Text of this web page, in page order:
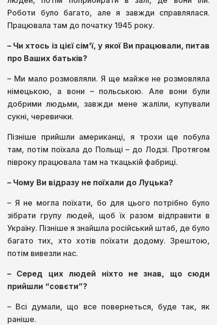
Роботи було багато, але я завжди справлялася.
Працювала там до початку 1945 року.
– Чи хтось із цієї сім'ї, у якої Ви працювали, питав
про Ваших батьків?
– Ми мало розмовляли. Я ще майже не розмовляла
німецькою, а вони – польською. Але вони були
добрими людьми, завжди мене жаліли, купували
сукні, черевички.
Пізніше прийшли американці, я трохи ще побула
там, потім поїхала до Польщі – до Лодзі. Протягом
півроку працювала там на ткацькій фабриці.
– Чому Ви відразу не поїхали до Луцька?
– Я не могла поїхати, бо для цього потрібно було
зібрати групу людей, щоб їх разом відправити в
Україну. Пізніше я знайшла російський штаб, де було
багато тих, хто хотів поїхати додому. Зрештою,
потім вивезли нас.
– Серед цих людей ніхто не знав, що сюди
прийшли “совєти”?
– Всі думали, що все повернеться, буде так, як
раніше.